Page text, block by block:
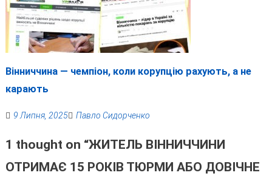
Вінниччина — чемпіон, коли корупцію рахують, а не
карають
9 Липня, 2025 Павло Сидорченко
1 thought on “ЖИТЕЛЬ ВІННИЧЧИНИ
ОТРИМАЄ 15 РОКІВ ТЮРМИ АБО ДОВІЧНЕ